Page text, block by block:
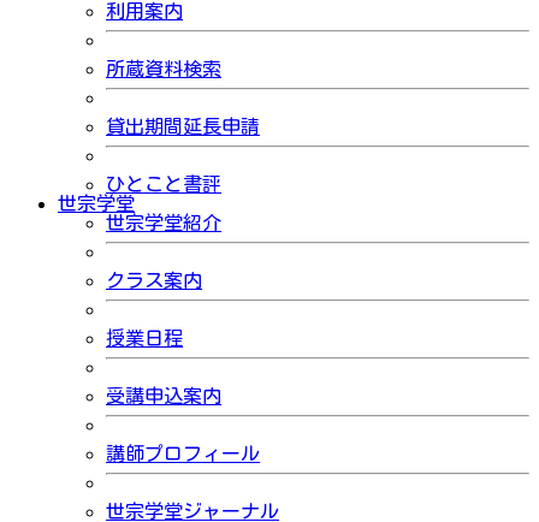
利用案内
所蔵資料検索
貸出期間延長申請
ひとこと書評
世宗学堂
世宗学堂紹介
クラス案内
授業日程
受講申込案内
講師プロフィール
世宗学堂ジャーナル